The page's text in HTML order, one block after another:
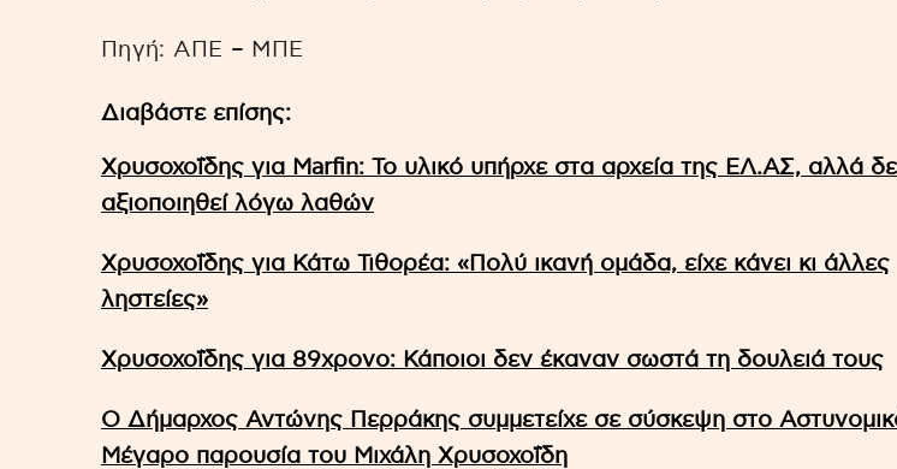
Πηγή: AΠΕ – ΜΠΕ
Διαβάστε επίσης:
Χρυσοχοΐδης για Marfin: Το υλικό υπήρχε στα αρχεία της ΕΛ.ΑΣ, αλλά
αξιοποιηθεί λόγω λαθών
Χρυσοχοΐδης για Κάτω Τιθορέα: «Πολύ ικανή ομάδα, είχε κάνει κι άλλες
ληστείες»
Χρυσοχοΐδης για 89χρονο: Κάποιοι δεν έκαναν σωστά τη δουλειά τους
Ο Δήμαρχος Αντώνης Περράκης συμμετείχε σε σύσκεψη στο
Μέγαρο παρουσία του Μιχάλη Χρυσοχοΐδη